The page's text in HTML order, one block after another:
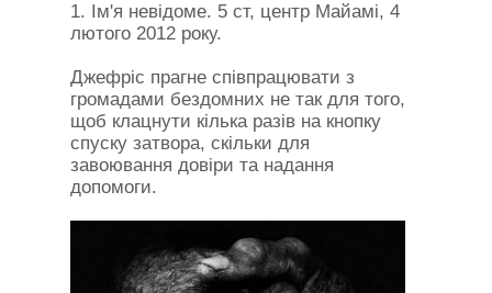
1. Ім'я невідоме. 5 ст, центр Майамі, 4
лютого 2012 року.
Джефріс прагне співпрацювати з
громадами бездомних не так для того,
щоб клацнути кілька разів на кнопку
спуску затвора, скільки для
завоювання довіри та надання
допомоги.